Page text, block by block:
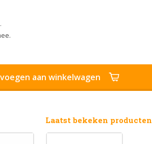
aan winkelwagen
Laatst bekeken producten